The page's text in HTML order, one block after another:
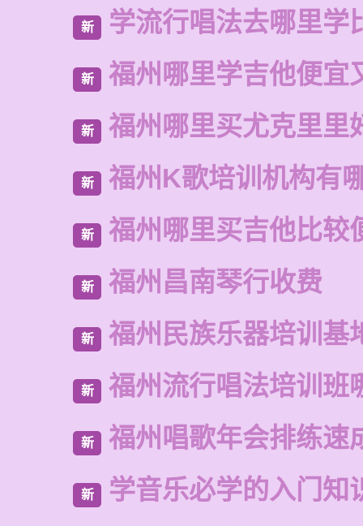
新 学流行唱法去哪里学
新 福州哪里学吉他便宜
新 福州哪里买尤克里里
新 福州K歌培训机构有
新 福州哪里买吉他比较
新 福州昌南琴行收费
新 福州民族乐器培训基
新 福州流行唱法培训班
新 福州唱歌年会排练速
新 学音乐必学的入门知